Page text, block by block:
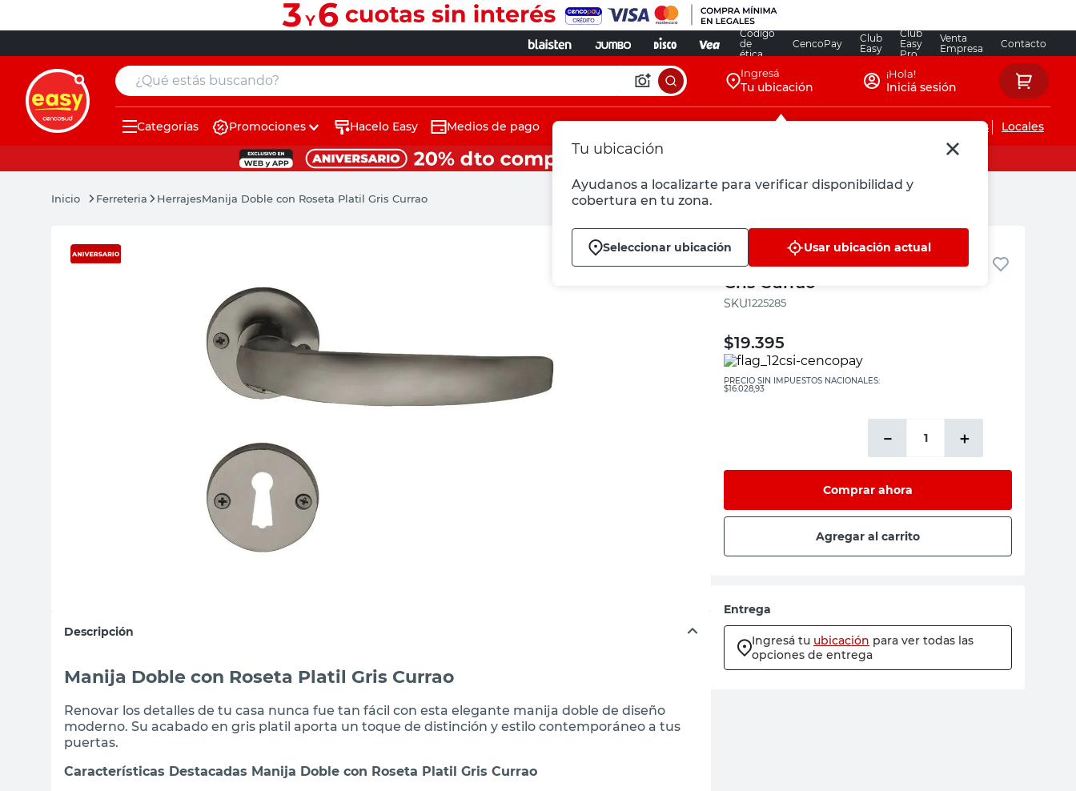
Código
de
ética
CencoPay
Club
Easy
Club
Easy
Pro
Venta
Empresa
Contacto
¿Qué estás buscando? Ingresá
Tu ubicación
Tu ubicación
Ayudanos a localizarte para verificar disponibilidad y
cobertura en tu zona.
Seleccionar ubicación Usar ubicación actual
¡Hola!
Iniciá sesión
Categorías Promociones Hacelo Easy Medios de pago Servicios de instalaciones Locales
Ferreteria HerrajesManija Doble con Roseta Platil Gris Currao
Descripción
Manija Doble con Roseta Platil Gris Currao
Renovar los detalles de tu casa nunca fue tan fácil con esta elegante manija doble de diseño
moderno. Su acabado en gris platil aporta un toque de distinción y estilo contemporáneo a tus
puertas.
Características Destacadas Manija Doble con Roseta Platil Gris Currao
Currao
Manija Doble con Roseta Platil
Gris Currao
:1225285
$19.395
PRECIO SIN IMPUESTOS NACIONALES:
$16.028,93
＋
－
Comprar ahora
Agregar al carrito
Entrega
Ingresá tu ubicación para ver todas las
opciones de entrega
muebles